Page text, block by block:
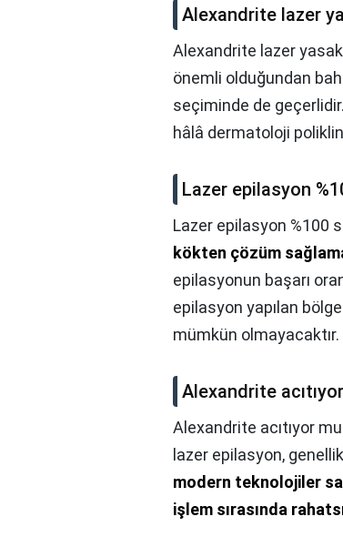
Alexandrite lazer
Alexandrite lazer
önemli olduğundan
seçiminde de
hâlâ dermatoloji
Lazer epilasyon
Lazer epilasyon %100
kökten çözüm
epilasyonun başarı
epilasyon yapılan
mümkün olmayacaktır.
Alexandrite
Alexandrite acıtıyor
lazer epilasyon,
modern teknolojiler
işlem sırasında